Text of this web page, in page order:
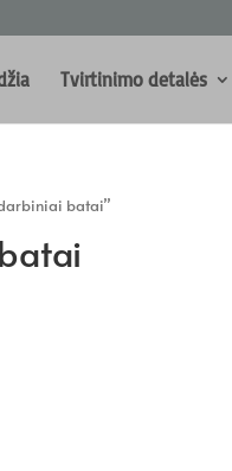
Tvirtinimo detalės
batai”